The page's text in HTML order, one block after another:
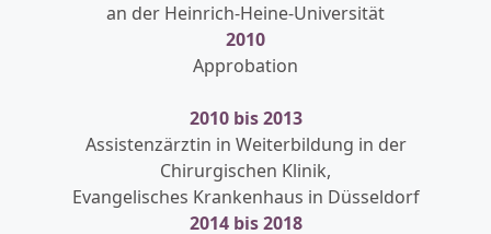
an der Heinrich-Heine-Universität
2010
Approbation
2010 bis 2013
Assistenzärztin in Weiterbildung in der
Chirurgischen Klinik,
Evangelisches Krankenhaus in Düsseldorf
2014 bis 2018